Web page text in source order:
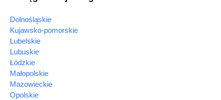
Dolnośląskie
Kujawsko-pomorskie
Lubelskie
Lubuskie
Łódzkie
Małopolskie
Mazowieckie
Opolskie